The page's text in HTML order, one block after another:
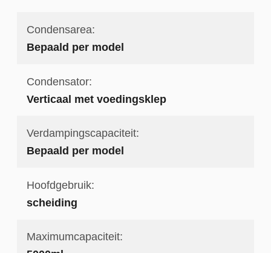
Condensarea:
Bepaald per model
Condensator:
Verticaal met voedingsklep
Verdampingscapaciteit:
Bepaald per model
Hoofdgebruik:
scheiding
Maximumcapaciteit: